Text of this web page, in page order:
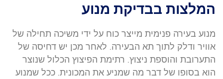
המלצות בבדיקת מנוע
מנוע בעירה פנימית מייצר כוח על ידי משיכה תחילה של
אוויר ודלק לתוך תא הבעירה. לאחר מכן יש דחיסה של
התערובת והוספת ניצוץ. רתימת הפיצוץ הכלול שנוצר
הוא בסופו של דבר מה שמניע את המכונית. ככל שמנוע